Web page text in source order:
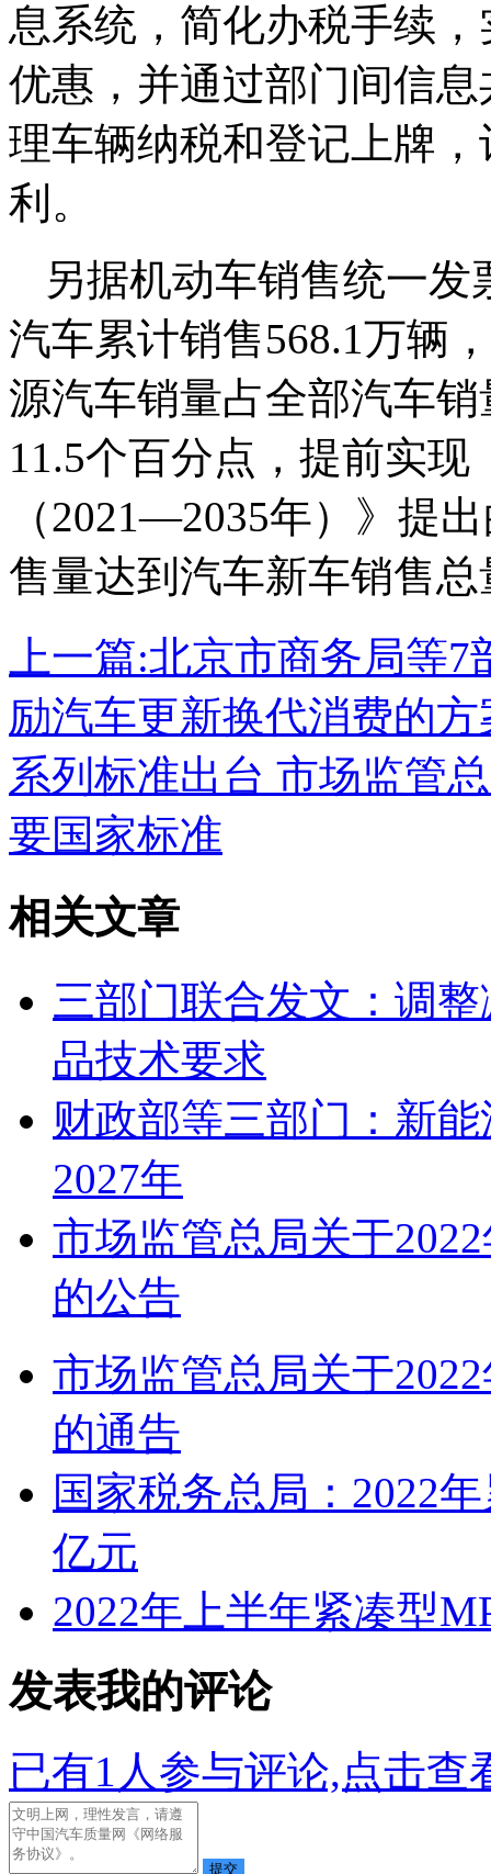
息系统，简化办税手续
优惠，并通过部门间信
理车辆纳税和登记上牌
利。
另据机动车销售统一发
汽车累计销售568.1万辆
源汽车销量占全部汽车
11.5个百分点，提前实
（2021—2035年）》提
售量达到汽车新车销售
上一篇:北京市商务局等7
励汽车更新换代消费的方
系列标准出台 市场监管
要国家标准
相关文章
三部门联合发文：调
品技术要求
财政部等三部门：新
2027年
市场监管总局关于
的公告
市场监管总局关于
的通告
国家税务总局：2022
亿元
2022年上半年紧凑型
发表我的评论
已有1 人参与评论,点击查